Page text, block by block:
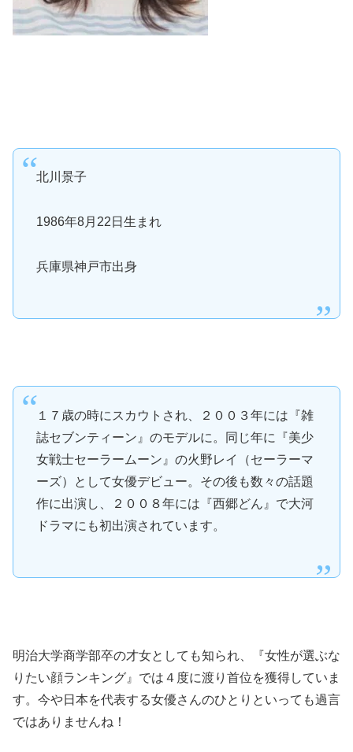
北川景子
1986年8月22日生まれ
兵庫県神戸市出身
１７歳の時にスカウトされ、２００３年には『雑
誌セブンティーン』のモデルに。同じ年に『美少
女戦士セーラームーン』の火野レイ（セーラーマ
ーズ）として女優デビュー。その後も数々の話題
作に出演し、２００８年には『西郷どん』で大河
ドラマにも初出演されています。
明治大学商学部卒の才女としても知られ、『女性が選ぶな
りたい顔ランキング』では４度に渡り首位を獲得していま
す。今や日本を代表する女優さんのひとりといっても過言
ではありませんね！